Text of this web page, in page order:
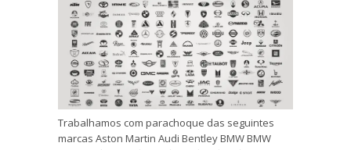
Trabalhamos com parachoque das seguintes
marcas Aston Martin Audi Bentley BMW BMW